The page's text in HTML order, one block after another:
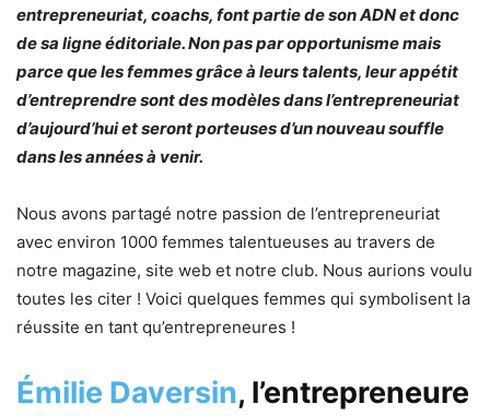
entrepreneuriat, coachs, font partie de son ADN et donc
de sa ligne éditoriale. Non pas par opportunisme mais
parce que les femmes grâce à leurs talents, leur appétit
d’entreprendre sont des modèles dans l’entrepreneuriat
d’aujourd’hui et seront porteuses d’un nouveau souffle
dans les années à venir.
Nous avons partagé notre passion de l’entrepreneuriat
avec environ 1000 femmes talentueuses au travers de
notre magazine, site web et notre club. Nous aurions voulu
toutes les citer ! Voici quelques femmes qui symbolisent la
réussite en tant qu’entrepreneures !
Émilie Daversin, l’entrepreneure